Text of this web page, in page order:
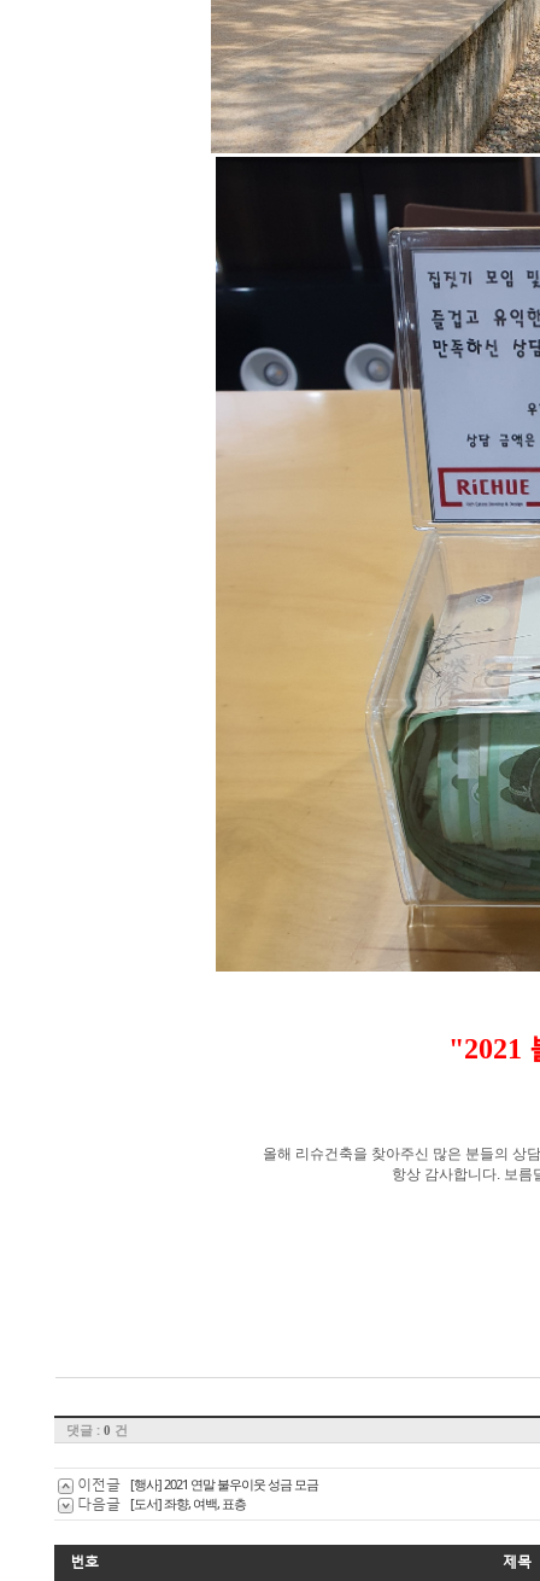
"2021
올해 리슈건축을 찾아주신 많은 분들의 상
항상 감사합니다. 보름
댓글 : 0 건
이전글 [행사] 2021 연말 불우이웃 성금 모금
다음글 [도서] 좌향, 여백, 표층
번호 제목